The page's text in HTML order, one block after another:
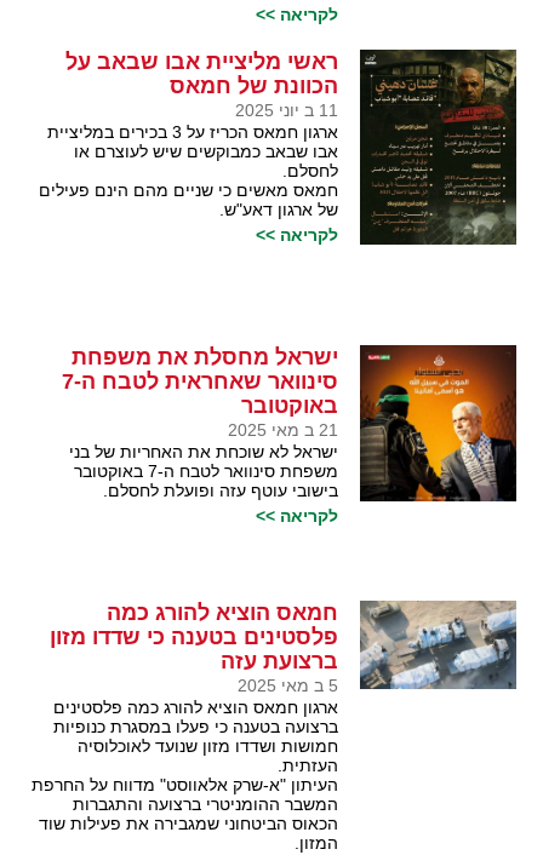
לקריאה >>
ראשי מליציית אבו שבאב על
הכוונת של חמאס
11 ב יוני 2025
ארגון חמאס הכריז על 3 בכירים במליציית
אבו שבאב כמבוקשים שיש לעוצרם או
לחסלם.
חמאס מאשים כי שניים מהם הינם פעילים
של ארגון דאע"ש.
לקריאה >>
ישראל מחסלת את משפחת
סינוואר שאחראית לטבח ה-7
באוקטובר
21 ב מאי 2025
ישראל לא שוכחת את האחריות של בני
משפחת סינוואר לטבח ה-7 באוקטובר
בישובי עוטף עזה ופועלת לחסלם.
לקריאה >>
חמאס הוציא להורג כמה
פלסטינים בטענה כי שדדו מזון
ברצועת עזה
5 ב מאי 2025
ארגון חמאס הוציא להורג כמה פלסטינים
ברצועה בטענה כי פעלו במסגרת כנופיות
חמושות ושדדו מזון שנועד לאוכלוסיה
העזתית.
העיתון "א-שרק אלאווסט" מדווח על החרפת
המשבר ההומניטרי ברצועה והתגברות
הכאוס הביטחוני שמגבירה את פעילות שוד
המזון.